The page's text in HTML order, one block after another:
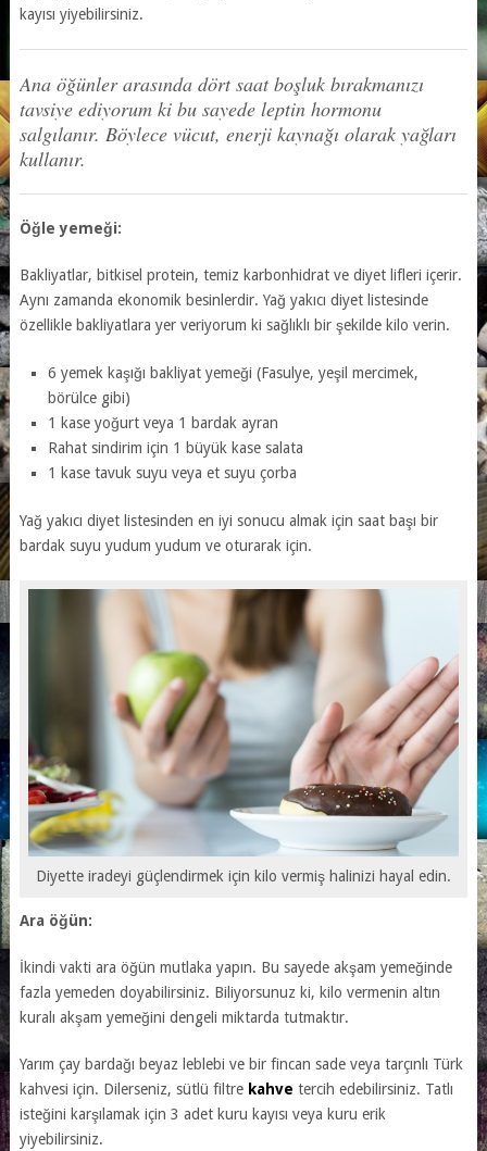
kayısı yiyebilirsiniz.
Ana öğünler arasında dört saat boşluk bırakmanızı
tavsiye ediyorum ki bu sayede leptin hormonu
salgılanır. Böylece vücut, enerji kaynağı olarak yağları
kullanır.
Öğle yemeği:
Bakliyatlar, bitkisel protein, temiz karbonhidrat ve diyet lifleri içerir.
Aynı zamanda ekonomik besinlerdir. Yağ yakıcı diyet listesinde
özellikle bakliyatlara yer veriyorum ki sağlıklı bir şekilde kilo verin.
6 yemek kaşığı bakliyat yemeği (Fasulye, yeşil mercimek,
börülce gibi)
1 kase yoğurt veya 1 bardak ayran
Rahat sindirim için 1 büyük kase salata
1 kase tavuk suyu veya et suyu çorba
Yağ yakıcı diyet listesinden en iyi sonucu almak için saat başı bir
bardak suyu yudum yudum ve oturarak için.
Diyette iradeyi güçlendirmek için kilo vermiş halinizi hayal edin.
Ara öğün:
İkindi vakti ara öğün mutlaka yapın. Bu sayede akşam yemeğinde
fazla yemeden doyabilirsiniz. Biliyorsunuz ki, kilo vermenin altın
kuralı akşam yemeğini dengeli miktarda tutmaktır.
Yarım çay bardağı beyaz leblebi ve bir fincan sade veya tarçınlı Türk
kahvesi için. Dilerseniz, sütlü filtre kahve tercih edebilirsiniz. Tatlı
isteğini karşılamak için 3 adet kuru kayısı veya kuru erik
yiyebilirsiniz.